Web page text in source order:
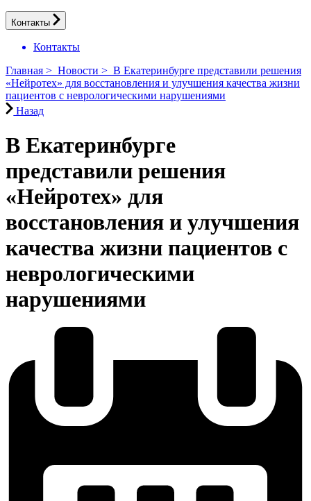
Контакты
Контакты
Главная > Новости > В Екатеринбурге представили решения
«Нейротех» для восстановления и улучшения качества жизни
пациентов с неврологическими нарушениями
Назад
В Екатеринбурге
представили решения
«Нейротех» для
восстановления и улучшения
качества жизни пациентов с
неврологическими
нарушениями